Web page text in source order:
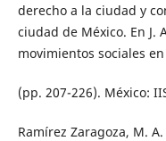
derecho a la ciudad y
ciudad de México. En J.
movimientos sociales
(pp. 207-226). México:
Ramírez Zaragoza, M.